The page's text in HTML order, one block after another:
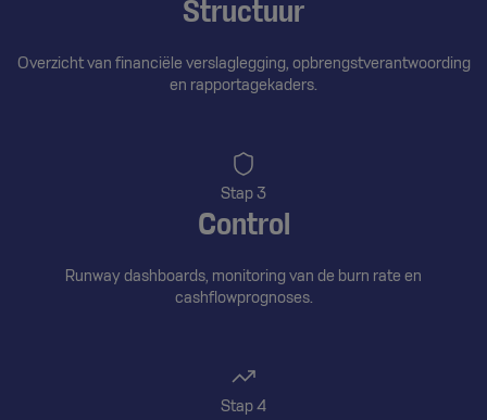
Structuur
Overzicht van financiële verslaglegging, opbrengstverantwoording
en rapportagekaders.
Stap 3
Control
Runway dashboards, monitoring van de burn rate en
cashflowprognoses.
Stap 4